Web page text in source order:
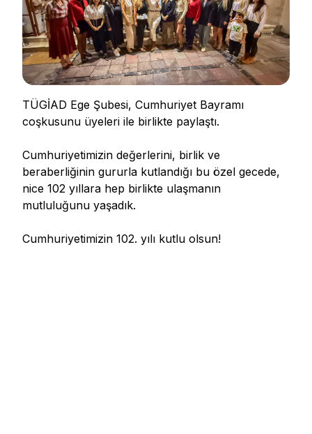
TÜGİAD Ege Şubesi, Cumhuriyet Bayramı
coşkusunu üyeleri ile birlikte paylaştı.
Cumhuriyetimizin değerlerini, birlik ve
beraberliğinin gururla kutlandığı bu özel gecede,
nice 102 yıllara hep birlikte ulaşmanın
mutluluğunu yaşadık.
Cumhuriyetimizin 102. yılı kutlu olsun!